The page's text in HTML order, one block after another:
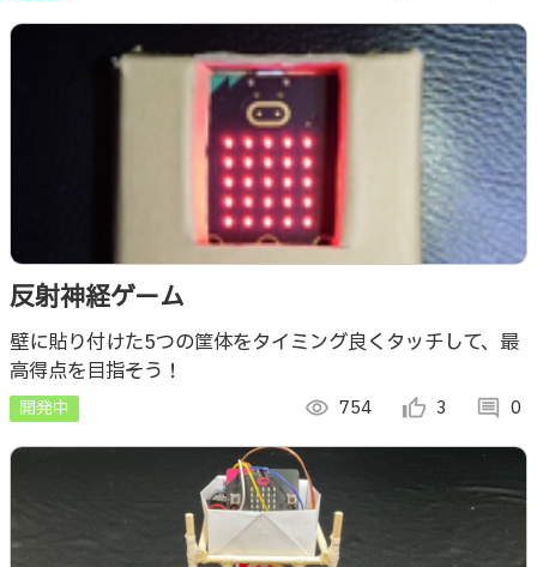
反射神経ゲーム
壁に貼り付けた5つの筐体をタイミング良くタッチして、最
高得点を目指そう！
開発中 visibility 754 thumb_up_alt 3 comment 0